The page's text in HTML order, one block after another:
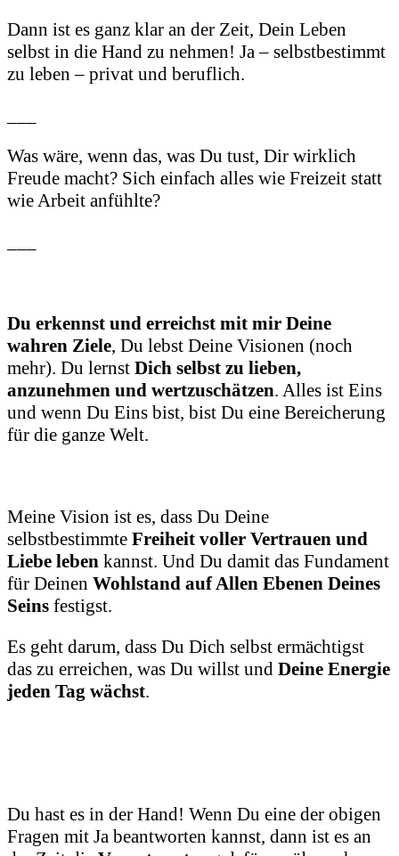
Dann ist es ganz klar an der Zeit, Dein Leben
selbst in die Hand zu nehmen! Ja – selbstbestimmt
zu leben – privat und beruflich.
Was wäre, wenn das, was Du tust, Dir wirklich
Freude macht? Sich einfach alles wie Freizeit statt
wie Arbeit anfühlte?
Du erkennst und erreichst mit mir Deine
wahren Ziele, Du lebst Deine Visionen (noch
mehr). Du lernst Dich selbst zu lieben,
anzunehmen und wertzuschätzen. Alles ist Eins
und wenn Du Eins bist, bist Du eine Bereicherung
für die ganze Welt.
Meine Vision ist es, dass Du Deine
selbstbestimmte Freiheit voller Vertrauen und
Liebe leben kannst. Und Du damit das Fundament
für Deinen Wohlstand auf Allen Ebenen Deines
Seins festigst.
Es geht darum, dass Du Dich selbst ermächtigst
das zu erreichen, was Du willst und Deine Energie
jeden Tag wächst.
Du hast es in der Hand! Wenn Du eine der obigen
Fragen mit Ja beantworten kannst, dann ist es an